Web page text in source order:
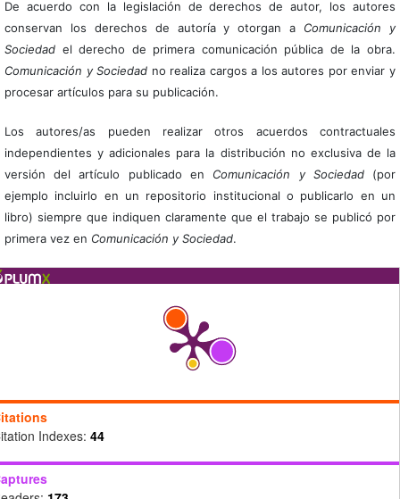
De acuerdo con la legislación de derechos de autor, los autores
conservan los derechos de autoría y otorgan a Comunicación y
Sociedadel derecho de primera comunicación pública de la obra.
Comunicación y Sociedad no realiza cargos a los autores por enviar y
procesar artículos para su publicación.
Los autores/as pueden realizar otros acuerdos contractuales
independientes y adicionales para la distribución no exclusiva de la
versión del artículo publicado en Comunicación y Sociedad(por
ejemplo incluirlo en un repositorio institucional o publicarlo en un
libro) siempre que indiquen claramente que el trabajo se publicó por
primera vez en Comunicación y Sociedad.
Indexes: 44